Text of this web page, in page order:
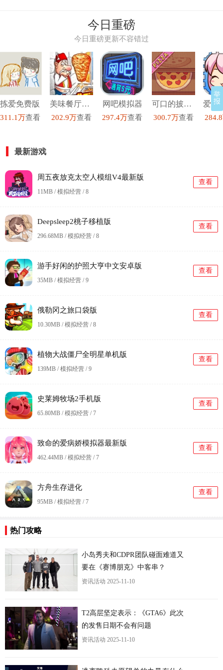
今日重磅
今日重磅更新不容错过
拣爱免费版
311.1万查看
美味餐厅模拟经营2
202.9万查看
网吧模拟器
297.4万查看
可口的披萨美味的披萨最新版
300.7万查看
最新游戏
周五夜放克太空人模组V4最新版
11MB / 模拟经营 /8
查看
Deepsleep2桃子移植版
296.68MB / 模拟经营 /8
查看
游手好闲的护照大亨中文安卓版
35MB / 模拟经营 /9
查看
俄勒冈之旅口袋版
10.30MB / 模拟经营 /8
查看
植物大战僵尸全明星单机版
139MB / 模拟经营 /9
查看
史莱姆牧场2手机版
65.80MB / 模拟经营 /7
查看
致命的爱病娇模拟器最新版
462.44MB / 模拟经营 /7
查看
方舟生存进化
95MB / 模拟经营 /7
查看
热门攻略
小岛秀夫和CDPR团队碰面难道又
要在《赛博朋克》中客串？
资讯活动 2025-11-10
T2高层坚定表示：《GTA6》此次
的发售日期不会有问题
资讯活动 2025-11-10
举
报